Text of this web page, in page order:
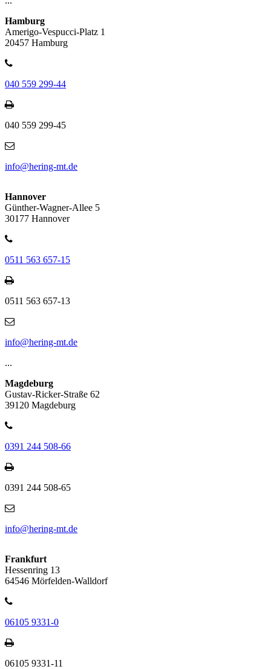
Hamburg
Amerigo-Vespucci-Platz 1
20457 Hamburg
040 559 299-44
040 559 299-45
info@hering-mt.de
Hannover
Günther-Wagner-Allee 5
30177 Hannover
0511 563 657-15
0511 563 657-13
info@hering-mt.de
...
Magdeburg
Gustav-Ricker-Straße 62
39120 Magdeburg
0391 244 508-66
0391 244 508-65
info@hering-mt.de
Frankfurt
Hessenring 13
64546 Mörfelden-Walldorf
06105 9331-0
06105 9331-11